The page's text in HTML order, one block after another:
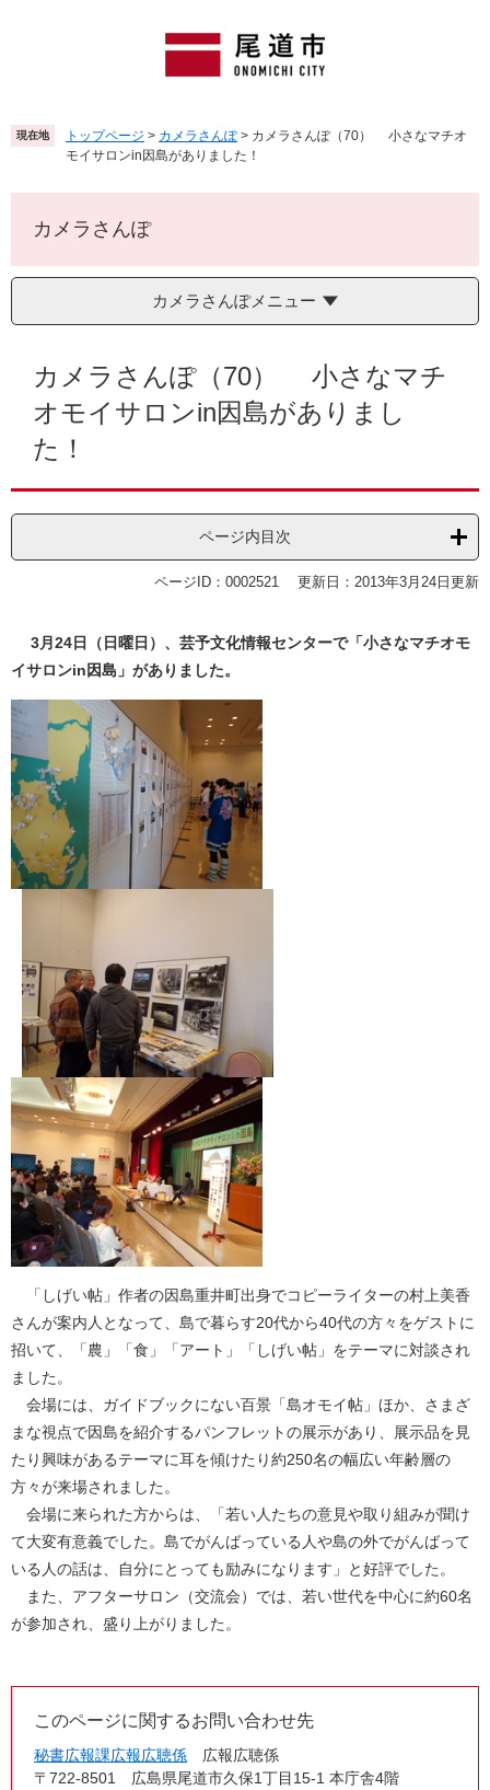
頭
で
。
飛
ば
て
へ
現在地 トップページ > カメラさんぽ > カメラさんぽ（70） 小さなマチオ
モイサロンin因島がありました！
カメラさんぽ
カメラさんぽメニュー
カメラさんぽ（70） 小さなマチ
オモイサロンin因島がありまし
た！
ページ内目次
ページID：0002521 更新日：2013年3月24日更新
3月24日（日曜日）、芸予文化情報センターで「小さなマチオモ
イサロンin因島」がありました。
「しげい帖」作者の因島重井町出身でコピーライターの村上美香
さんが案内人となって、島で暮らす20代から40代の方々をゲストに
招いて、「農」「食」「アート」「しげい帖」をテーマに対談され
ました。
会場には、ガイドブックにない百景「島オモイ帖」ほか、さまざ
まな視点で因島を紹介するパンフレットの展示があり、展示品を見
たり興味があるテーマに耳を傾けたり約250名の幅広い年齢層の
方々が来場されました。
会場に来られた方からは、「若い人たちの意見や取り組みが聞け
て大変有意義でした。島でがんばっている人や島の外でがんばって
いる人の話は、自分にとっても励みになります」と好評でした。
また、アフターサロン（交流会）では、若い世代を中心に約60名
が参加され、盛り上がりました。
このページに関するお問い合わせ先
秘書広報課広報広聴係
広報広聴係
〒722-8501
広島県尾道市久保1丁目15-1 本庁舎4階